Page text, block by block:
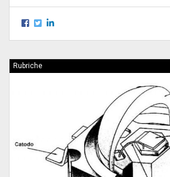
Rubriche